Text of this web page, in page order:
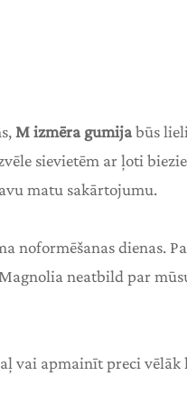
M izmēra gumijabūs
sievietēm ar ļoti
matu sakārtojumu.
noformēšanas dienas.
neatbild par
vai apmainīt preci vēlāk